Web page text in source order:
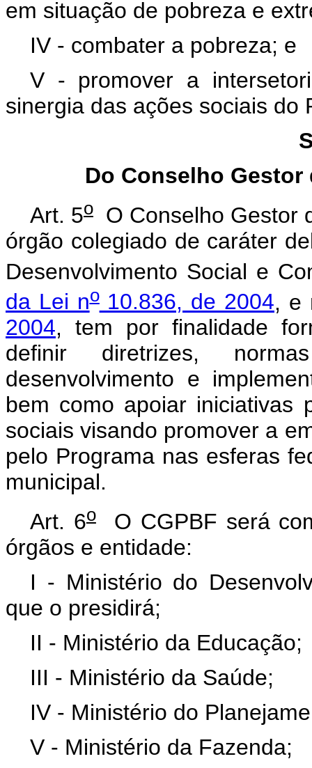
em situação de pobreza e
IV - combater a pobreza; e
V - promover a
sinergia das ações sociais do
Do Conselho
Art. 5o O Conselho Gestor
órgão colegiado de caráter
Desenvolvimento Social e
da Lei no10.836, de 2004, e
2004, tem por finalidade
definir diretrizes,
desenvolvimento e
bem como apoiar iniciativas
sociais visando promover a
pelo Programa nas esferas
municipal.
Art. 6oO CGPBF será
órgãos e entidade:
I - Ministério do
que o presidirá;
II - Ministério da Educação;
III - Ministério da Saúde;
IV - Ministério do
V - Ministério da Fazenda;